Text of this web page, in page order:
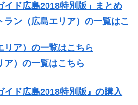
イド広島2018特別版」まとめ
ラン（広島エリア）の一覧はこ
リア）の一覧はこちら
ア）の一覧はこちら
イド広島2018特別版』の購入